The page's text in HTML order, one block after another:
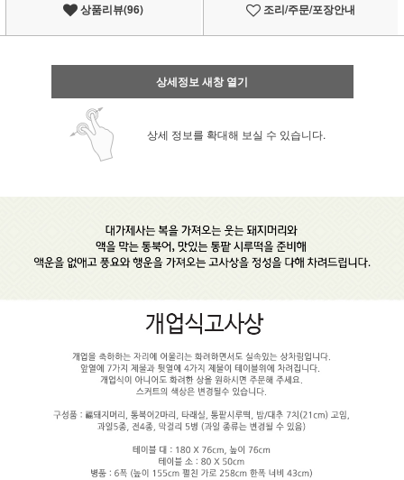
상품리뷰(96) 조리/주문/포장안내
상세정보 새창 열기
상세 정보를 확대해 보실 수 있습니다.